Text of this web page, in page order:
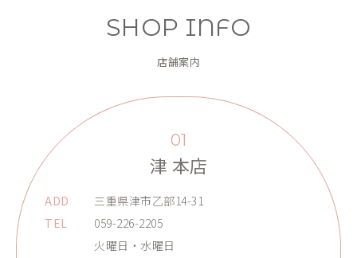
SHOP INFO
店舗案内
01
津 本店
ADD
三重県津市乙部14-31
TEL
059-226-2205
火曜日・水曜日